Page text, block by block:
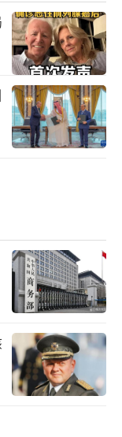
自身产业升级
存，在分歧中
主基调。未来
但大概率不会
极化趋势下，
（责任编辑：卢其龙